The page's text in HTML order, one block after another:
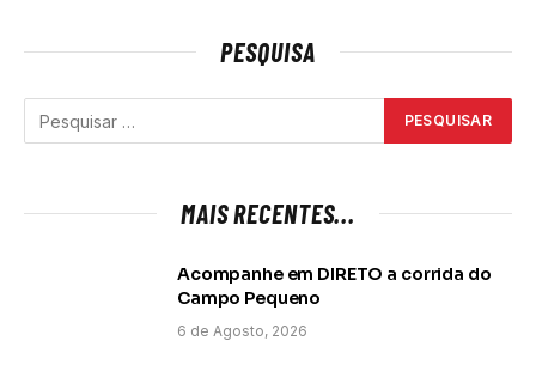
PESQUISA
MAIS RECENTES...
Acompanhe em DIRETO a corrida do
Campo Pequeno
6 de Agosto, 2026